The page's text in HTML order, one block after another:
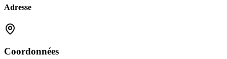
Adresse
Coordonnées